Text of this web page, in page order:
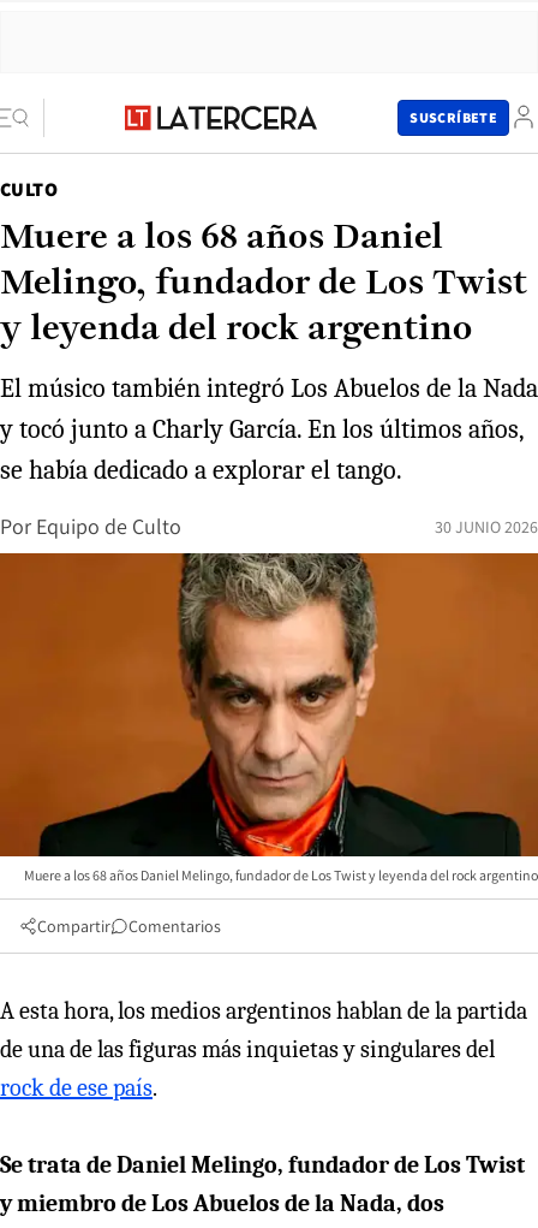
SUSCRÍBETE
CULTO
Muere a los 68 años Daniel
Melingo, fundador de Los Twist
y leyenda del rock argentino
El músico también integró Los Abuelos de la Nada
y tocó junto a Charly García. En los últimos años,
se había dedicado a explorar el tango.
Por Equipo de Culto 30 JUNIO 2026
Muere a los 68 años Daniel Melingo, fundador de Los Twist y leyenda del rock argentino
Compartir Comentarios
A esta hora, los medios argentinos hablan de la partida
de una de las figuras más inquietas y singulares del
rock de ese país.
Se trata de Daniel Melingo, fundador de Los Twist
y miembro de Los Abuelos de la Nada, dos